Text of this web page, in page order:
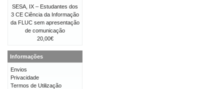
SESA, IX – Estudantes dos
3 CE Ciência da Informação
da FLUC sem apresentação
de comunicação
20,00€
Informações
Envios
Privacidade
Termos de Utilização